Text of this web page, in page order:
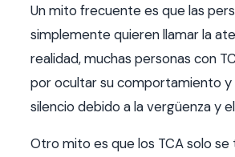
Un mito frecuente es que las
simplemente quieren llamar la
realidad, muchas personas con
por ocultar su comportamiento y
silencio debido a la vergüenza y
Otro mito es que los TCA solo